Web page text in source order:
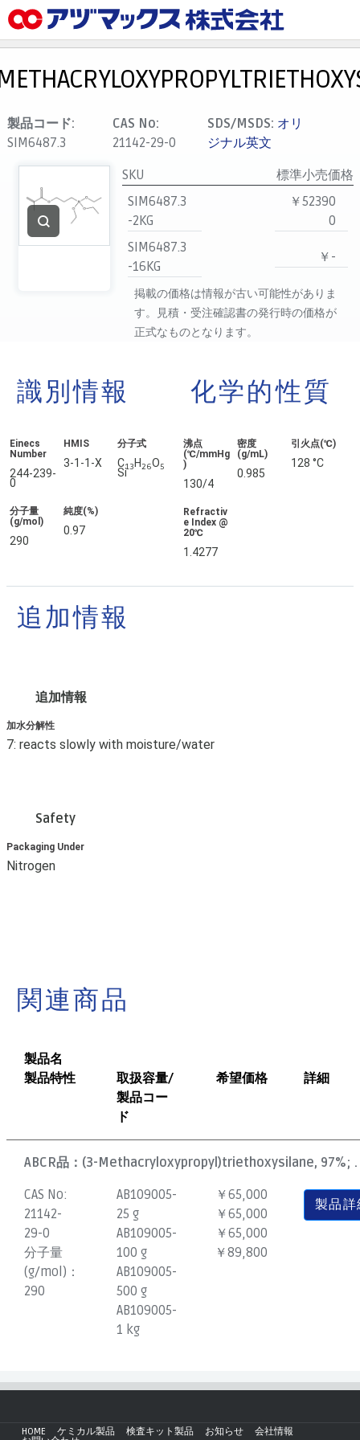
お気に入り
カート
マイアカウント
代理店一覧
支払い
製品コード:
SIM6487.3
CAS No:
21142-29-0
SDS/MSDS: オリ
ジナル英文
SKU
標準小売価格
SIM6487.3
-2KG
￥52390
0
SIM6487.3
-16KG
￥-
掲載の価格は情報が古い可能性がありま
す。見積・受注確認書の発行時の価格が
正式なものとなります。
識別情報
Einecs
Number
244-239-
0
HMIS
3-1-1-X
分子式
C13 H26O5
Si
分子量
(g/mol)
290
純度(%)
0.97
化学的性質
沸点
(℃/mmHg
)
130/4
密度
(g/mL)
0.985
引火点(℃)
128 °C
Refractiv
e Index @
20℃
1.4277
追加情報
追加情報
加水分解性
7: reacts slowly with moisture/water
Safety
Packaging Under
Nitrogen
関連商品
製品名
製品特性
取扱容量/
製品コー
ド
希望価格 詳細
ABCR品： (3-Methacryloxypropyl)triethoxysilane, 97%; .
CAS No:
21142-
29-0
分子量
(g/mol)：
290
AB109005-
25 g
AB109005-
100 g
AB109005-
500 g
AB109005-
1 kg
￥65,000
￥65,000
￥65,000
￥89,800
製品詳
HOME ケミカル製品 検査キット製品 お知らせ
会社情報